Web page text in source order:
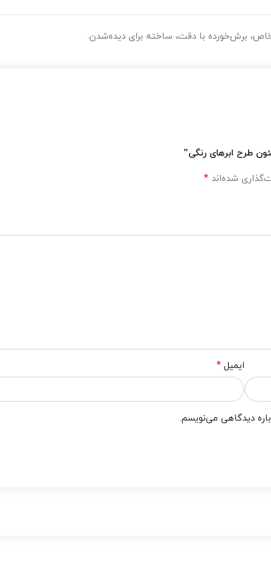
برش‌خورده با دقت، ساخته برای دیده‌شدن.
طرح ابرهای رنگی”
شده‌اند *
ایمیل *
دیدگاهی می‌نویسم.